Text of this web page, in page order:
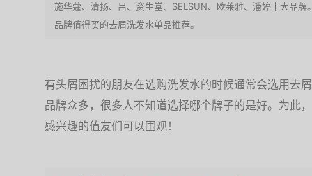
施华蔻、清扬、吕、资生堂、SELSUN、欧莱雅、潘婷十大品
品牌值得买的去屑洗发水单品推荐。
有头屑困扰的朋友在选购洗发水的时候通常会选用去
品牌众多，很多人不知道选择哪个牌子的是好。为此
感兴趣的值友们可以围观！